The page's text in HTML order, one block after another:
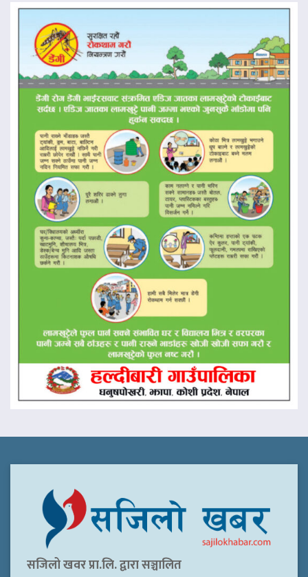
सजिलो खवर प्रा.लि. द्वारा सञ्चालित